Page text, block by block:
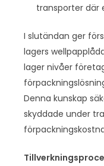
transporter där
I slutändan ger
lagers
lager nivåer
Denna kunskap
skyddade under